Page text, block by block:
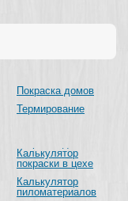
Покраска домов
Термирование
Калькулятор
покраски в цехе
Калькулятор
пиломатериалов